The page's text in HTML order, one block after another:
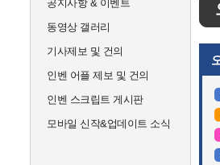
공지사항 & 이벤트
동영상 갤러리
기사제보 및 건의
인벤 어플 제보 및 건의
인벤 스크립트 게시판
모바일 신작&업데이트 소식